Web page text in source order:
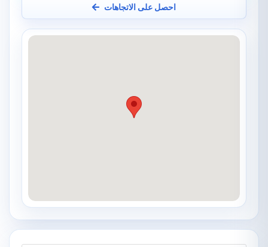
احصل على الاتجاهات